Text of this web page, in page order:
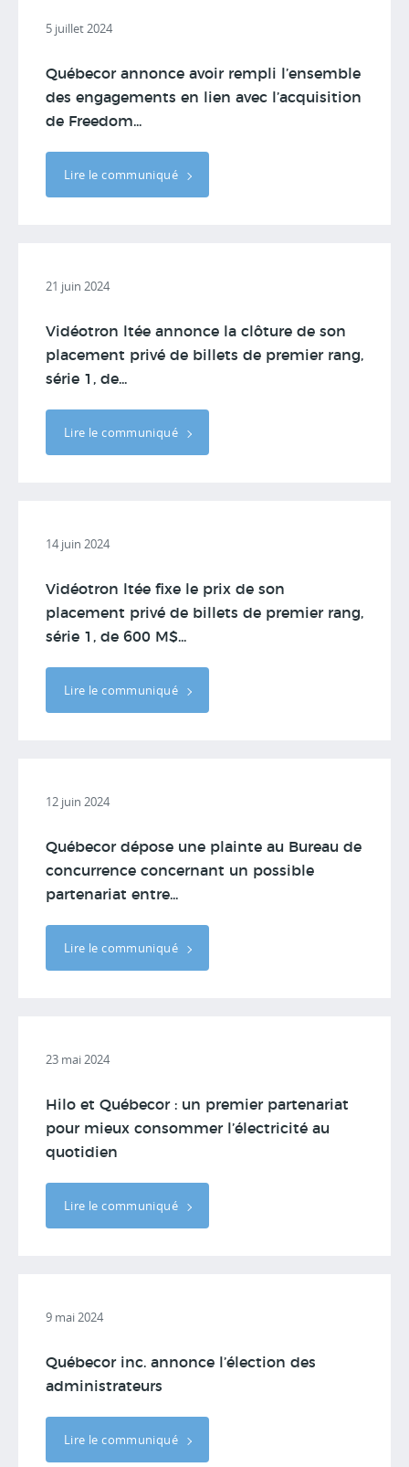
5 juillet 2024
Québecor annonce avoir rempli l’ensemble
des engagements en lien avec l’acquisition
de Freedom...
Lire le communiqué
21 juin 2024
Vidéotron ltée annonce la clôture de son
placement privé de billets de premier rang,
série 1, de...
Lire le communiqué
14 juin 2024
Vidéotron ltée fixe le prix de son
placement privé de billets de premier rang,
série 1, de 600 M$...
Lire le communiqué
12 juin 2024
Québecor dépose une plainte au Bureau de
concurrence concernant un possible
partenariat entre...
Lire le communiqué
23 mai 2024
Hilo et Québecor : un premier partenariat
pour mieux consommer l’électricité au
quotidien
Lire le communiqué
9 mai 2024
Québecor inc. annonce l’élection des
administrateurs
Lire le communiqué